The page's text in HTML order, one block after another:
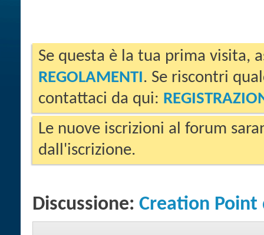
Se questa è la tua prima visita,
REGOLAMENTI. Se riscontri
contattaci da qui:
Le nuove iscrizioni al forum
dall'iscrizione.
Discussione: Creation Point